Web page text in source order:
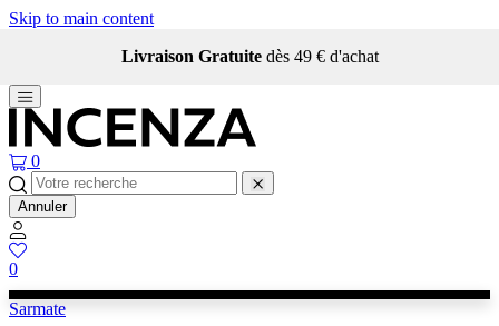
Skip to main content
Livraison Gratuite dès 49 € d'achat
0
Annuler
0
Sarmate